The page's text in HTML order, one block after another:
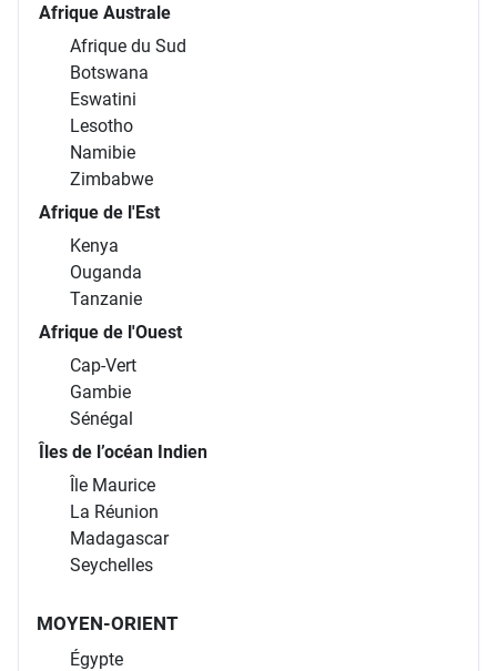
Afrique Australe
Afrique du Sud
Botswana
Eswatini
Lesotho
Namibie
Zimbabwe
Afrique de l'Est
Kenya
Ouganda
Tanzanie
Afrique de l'Ouest
Cap-Vert
Gambie
Sénégal
Îles de l’océan Indien
Île Maurice
La Réunion
Madagascar
Seychelles
MOYEN-ORIENT
Égypte